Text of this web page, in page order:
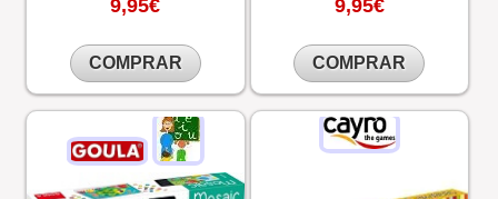
9,95€
COMPRAR
9,95€
COMPRAR